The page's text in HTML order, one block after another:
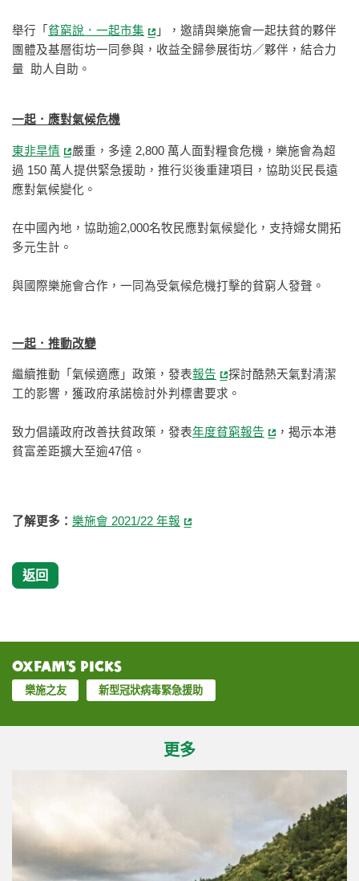
舉行「 貧窮說．一起市集
」，邀請與樂施會一起扶貧的夥伴
團體及基層街坊一同參與，收益全歸參展街坊／夥伴，結合力
量 助人自助。
一起．應對氣候危機
東非旱情
嚴重，多達 2,800 萬人面對糧食危機，樂施會為超
過 150 萬人提供緊急援助，推行災後重建項目，協助災民長遠
應對氣候變化。
在中國內地，協助逾2,000名牧民應對氣候變化，支持婦女開拓
多元生計。
與國際樂施會合作，一同為受氣候危機打擊的貧窮人發聲。
一起．推動改變
繼續推動「氣候適應」政策，發表報告
探討酷熱天氣對清潔
工的影響，獲政府承諾檢討外判標書要求。
致力倡議政府改善扶貧政策，發表年度貧窮報告
，揭示本港
貧富差距擴大至逾47倍。
了解更多： 樂施會 2021/22 年報
返回
Oxfam’s Picks
樂施之友 新型冠狀病毒緊急援助
更多